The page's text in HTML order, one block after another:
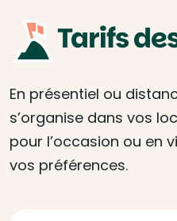
Tarifs
En présentiel ou
s’organise dans vos
pour l’occasion ou en
vos préférences.